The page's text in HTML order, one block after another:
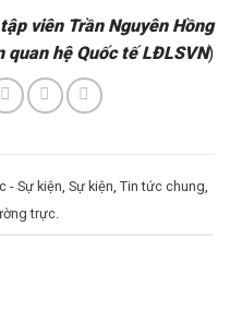
viên Trần Nguyên Hồng
quan hệ Quốc tế LĐLSVN)
- Sự kiện, Sự kiện, Tin tức chung,
trực.